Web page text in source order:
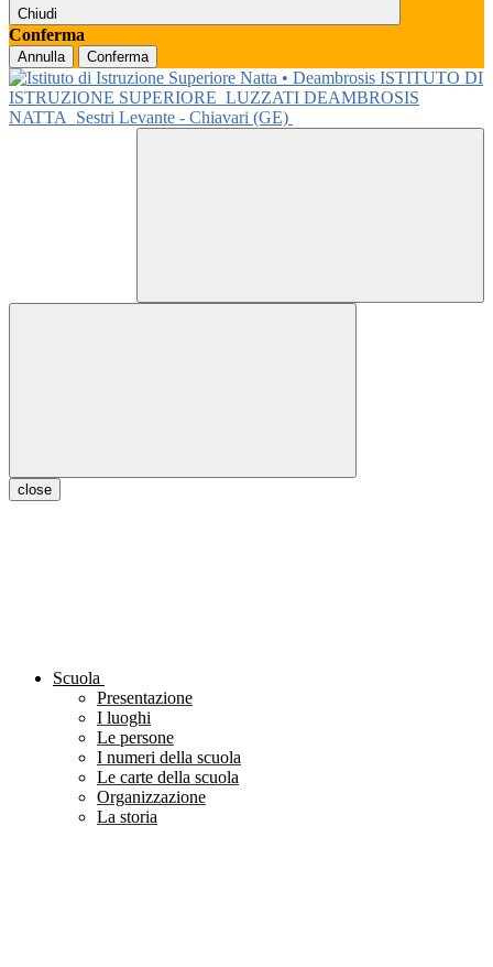
Chiudi
Conferma
Annulla Conferma
ISTITUTO DI
ISTRUZIONE SUPERIORE LUZZATI DEAMBROSIS
NATTA
Sestri Levante - Chiavari (GE)
close
Scuola
Presentazione
I luoghi
Le persone
I numeri della scuola
Le carte della scuola
Organizzazione
La storia